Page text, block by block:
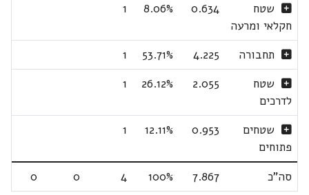
שטח
חקלאי ומרעה
0.634
8.06%
1
תחבורה 4.225
53.71%
1
שטח
לדרכים
2.055
26.12%
1
שטחים
פתוחים
0.953
12.11%
1
סה"כ 7.867
100%
4
0
0